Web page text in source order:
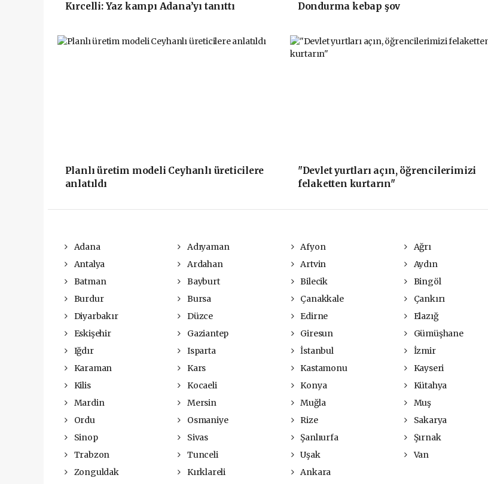
Kırcelli: Yaz kampı Adana’yı tanıttı Dondurma kebap şov
Planlı üretim modeli Ceyhanlı üreticilere
anlatıldı
"Devlet yurtları açın, öğrencilerimizi
felaketten kurtarın"
Adana Adıyaman Afyon Ağrı
Antalya
Ardahan Artvin Aydın
Batman
Bayburt Bilecik Bingöl
Burdur
Bursa Çanakkale Çankırı
Diyarbakır
Düzce Edirne Elazığ
Eskişehir
Gaziantep Giresun Gümüşhane
Iğdır
Isparta İstanbul İzmir
Karaman
Kars Kastamonu Kayseri
Kilis
Kocaeli Konya Kütahya
Mardin
Mersin Muğla Muş
Ordu
Osmaniye Rize Sakarya
Sinop
Sivas Şanlıurfa Şırnak
Trabzon
Tunceli Uşak Van
Zonguldak
Kırklareli Ankara